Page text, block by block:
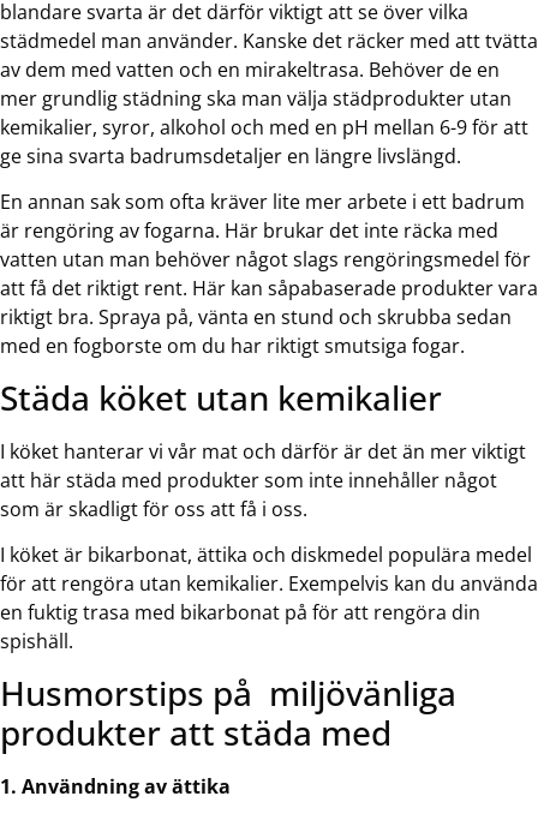
blandare svarta är det därför viktigt att se över vilka
städmedel man använder. Kanske det räcker med att tvätta
av dem med vatten och en mirakeltrasa. Behöver de en
mer grundlig städning ska man välja städprodukter utan
kemikalier, syror, alkohol och med en pH mellan 6-9 för att
ge sina svarta badrumsdetaljer en längre livslängd.
En annan sak som ofta kräver lite mer arbete i ett badrum
är rengöring av fogarna. Här brukar det inte räcka med
vatten utan man behöver något slags rengöringsmedel för
att få det riktigt rent. Här kan såpabaserade produkter vara
riktigt bra. Spraya på, vänta en stund och skrubba sedan
med en fogborste om du har riktigt smutsiga fogar.
Städa köket utan kemikalier
I köket hanterar vi vår mat och därför är det än mer viktigt
att här städa med produkter som inte innehåller något
som är skadligt för oss att få i oss.
I köket är bikarbonat, ättika och diskmedel populära medel
för att rengöra utan kemikalier. Exempelvis kan du använda
en fuktig trasa med bikarbonat på för att rengöra din
spishäll.
Husmorstips på miljövänliga
produkter att städa med
1. Användning av ättika